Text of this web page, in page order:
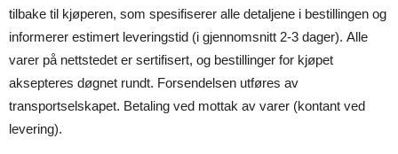
tilbake til kjøperen, som spesifiserer alle detaljene i bestillingen og
informerer estimert leveringstid (i gjennomsnitt 2-3 dager). Alle
varer på nettstedet er sertifisert, og bestillinger for kjøpet
aksepteres døgnet rundt. Forsendelsen utføres av
transportselskapet. Betaling ved mottak av varer (kontant ved
levering).